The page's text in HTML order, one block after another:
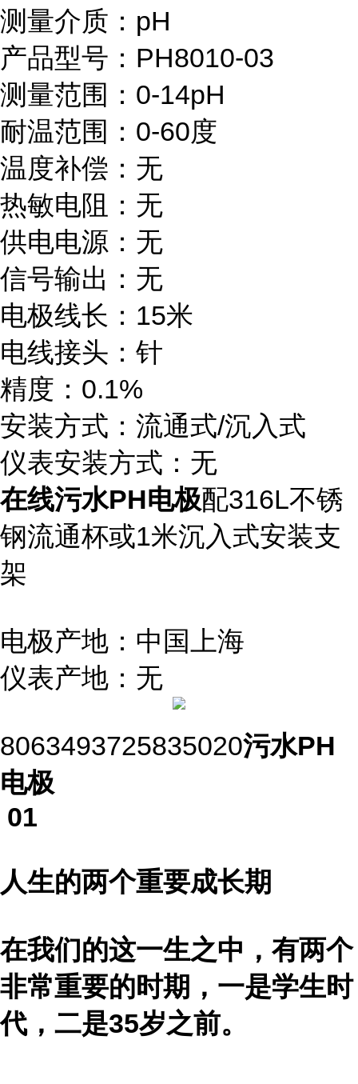
测量介质：pH
产品型号：PH8010-03
测量范围：0-14pH
耐温范围：0-60度
温度补偿：无
热敏电阻：无
供电电源：无
信号输出：无
电极线长：15米
电线接头：针
精度：0.1%
安装方式：流通式/沉入式
仪表安装方式：无
在线污水PH电极配316L不锈
钢流通杯或1米沉入式安装支
架
电极产地：中国上海
仪表产地：无
8063493725835020污水PH
电极
01
人生的两个重要成长期
在我们的这一生之中，有两个
非常重要的时期，一是学生时
代，二是35岁之前。